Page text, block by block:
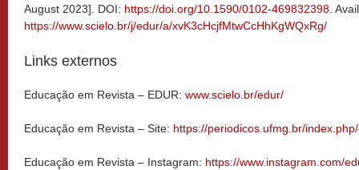
August 2023]. DOI: https://doi.org/10.1590/0102-469832398.
https://www.scielo.br/j/edur/a/xvK3cHcjfMtwCcHhKgWQxRg/
Links externos
Educação em Revista – EDUR: www.scielo.br/edur/
Educação em Revista – Site: https://periodicos.ufmg.br/
Educação em Revista – Instagram: https://www.instagram.com/